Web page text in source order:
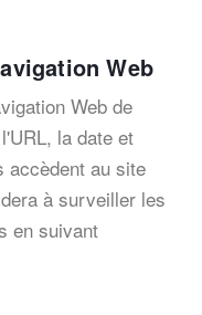
Web
Web de
la date et
accèdent au site
à surveiller les
en suivant